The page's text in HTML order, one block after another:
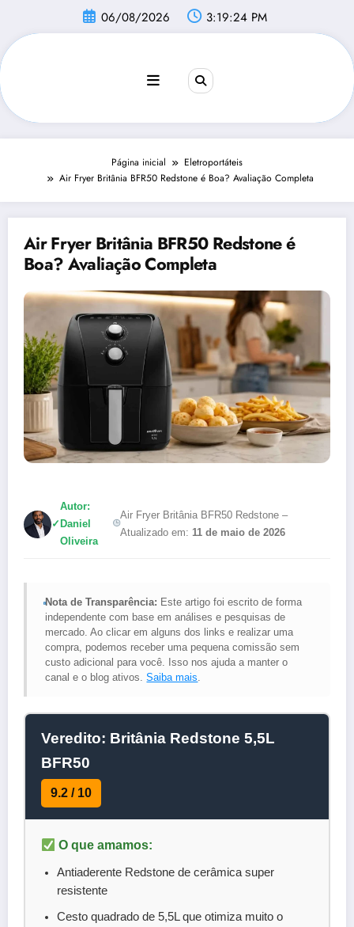
conteúdo
06/08/2026 3:19:25 PM
Página inicial
Eletroportáteis
Air Fryer Britânia BFR50 Redstone é Boa? Avaliação Completa
Air Fryer Britânia BFR50 Redstone é
Boa? Avaliação Completa
✓
Autor:
Daniel
Oliveira
Air Fryer Britânia BFR50 Redstone –
Atualizado em: 11 de maio de 2026
Nota de Transparência: Este artigo foi escrito de forma
independente com base em análises e pesquisas de
mercado. Ao clicar em alguns dos links e realizar uma
compra, podemos receber uma pequena comissão sem
custo adicional para você. Isso nos ajuda a manter o
canal e o blog ativos.Saiba mais.
Veredito: Britânia Redstone 5,5L
BFR50
9.2 / 10
O que amamos:
Antiaderente Redstone de cerâmica super
resistente
Cesto quadrado de 5,5L que otimiza muito o